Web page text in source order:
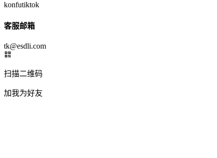
konfutiktok
客服邮箱
tk@esdli.com
扫描二维码
加我为好友